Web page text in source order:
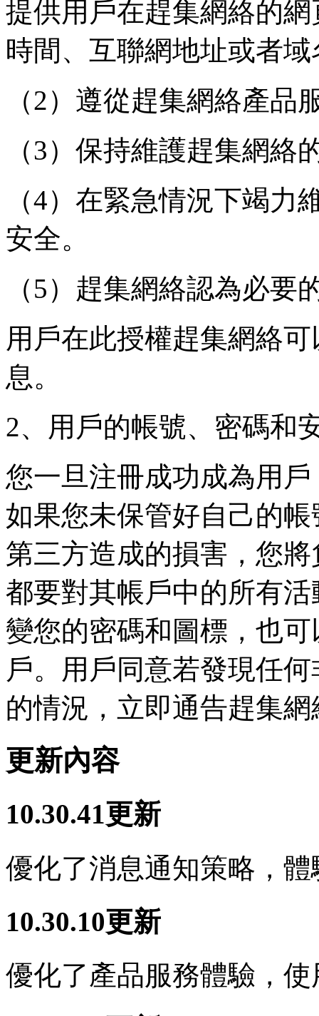
提供用戶在趕集網絡的
時間、互聯網地址或者域
（2）遵從趕集網絡產品
（3）保持維護趕集網絡
（4）在緊急情況下竭
安全。
（5）趕集網絡認為必要
用戶在此授權趕集網絡
息。
2、用戶的帳號、密碼和
您一旦注冊成功成為用
如果您未保管好自己的
第三方造成的損害，您
都要對其帳戶中的所有
變您的密碼和圖標，也
戶。用戶同意若發現任
的情況，立即通告趕集網
更新內容
10.30.41更新
優化了消息通知策略，
10.30.10更新
優化了產品服務體驗，